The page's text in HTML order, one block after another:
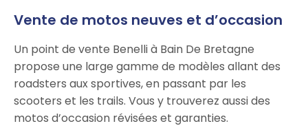
Vente de motos neuves et d’occasion
Un point de vente Benelli à Bain De Bretagne
propose une large gamme de modèles allant des
roadsters aux sportives, en passant par les
scooters et les trails. Vous y trouverez aussi des
motos d’occasion révisées et garanties.